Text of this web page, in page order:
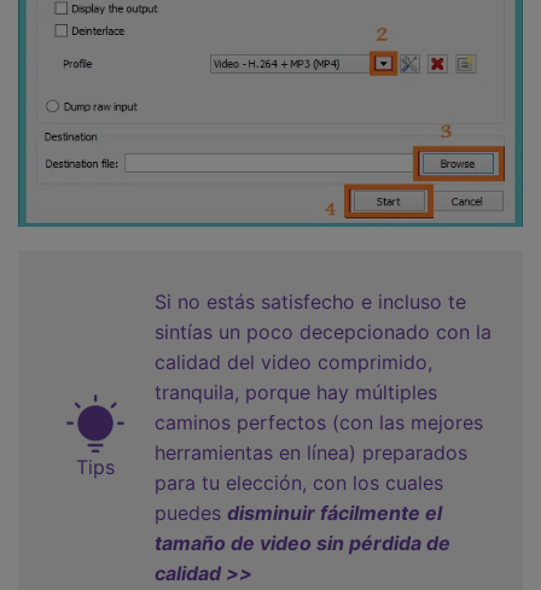
Tips
Si no estás satisfecho e incluso te
sintías un poco decepcionado con la
calidad del video comprimido,
tranquila, porque hay múltiples
caminos perfectos (con las mejores
herramientas en línea) preparados
para tu elección, con los cuales
puedes disminuir fácilmente el
tamaño de video sin pérdida de
calidad >>